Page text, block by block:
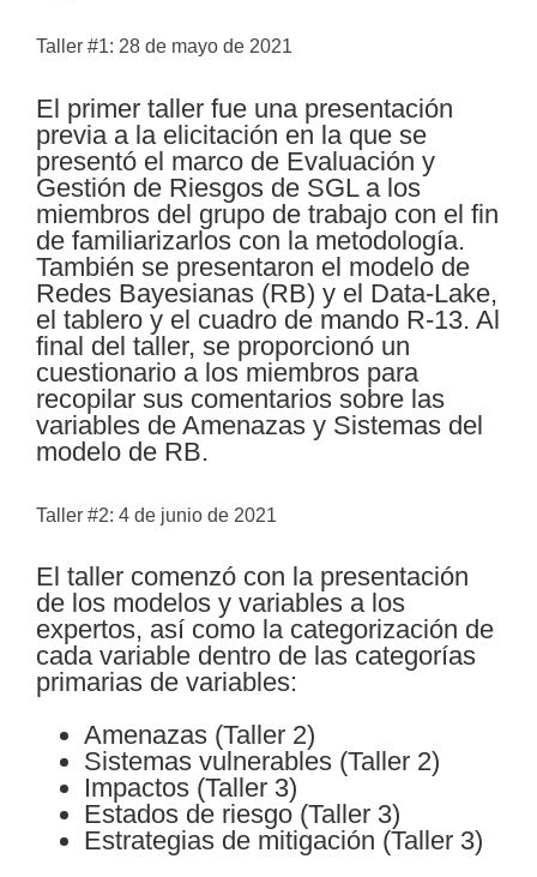
Taller #1: 28 de mayo de 2021
El primer taller fue una presentación
previa a la elicitación en la que se
presentó el marco de Evaluación y
Gestión de Riesgos de SGL a los
miembros del grupo de trabajo con el fin
de familiarizarlos con la metodología.
También se presentaron el modelo de
Redes Bayesianas (RB) y el Data-Lake,
el tablero y el cuadro de mando R-13. Al
final del taller, se proporcionó un
cuestionario a los miembros para
recopilar sus comentarios sobre las
variables de Amenazas y Sistemas del
modelo de RB.
Taller #2: 4 de junio de 2021
El taller comenzó con la presentación
de los modelos y variables a los
expertos, así como la categorización de
cada variable dentro de las categorías
primarias de variables:
Amenazas (Taller 2)
Sistemas vulnerables (Taller 2)
Impactos (Taller 3)
Estados de riesgo (Taller 3)
Estrategias de mitigación (Taller 3)